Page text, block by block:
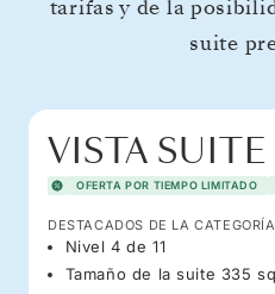
tarifas y de la
suite
VISTA SUITE
OFERTA POR TIEMPO LIMITADO
DESTACADOS DE LA CATEGORÍA
Nivel 4 de 11
Tamaño de la suite 335